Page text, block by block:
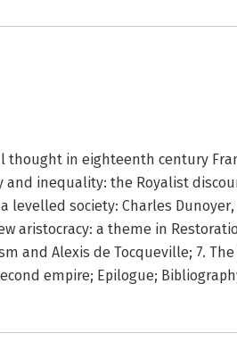
thought in eighteenth century
inequality: the Royalist
levelled society: Charles
aristocracy: a theme in
and Alexis de Tocqueville; 7. The
empire; Epilogue;